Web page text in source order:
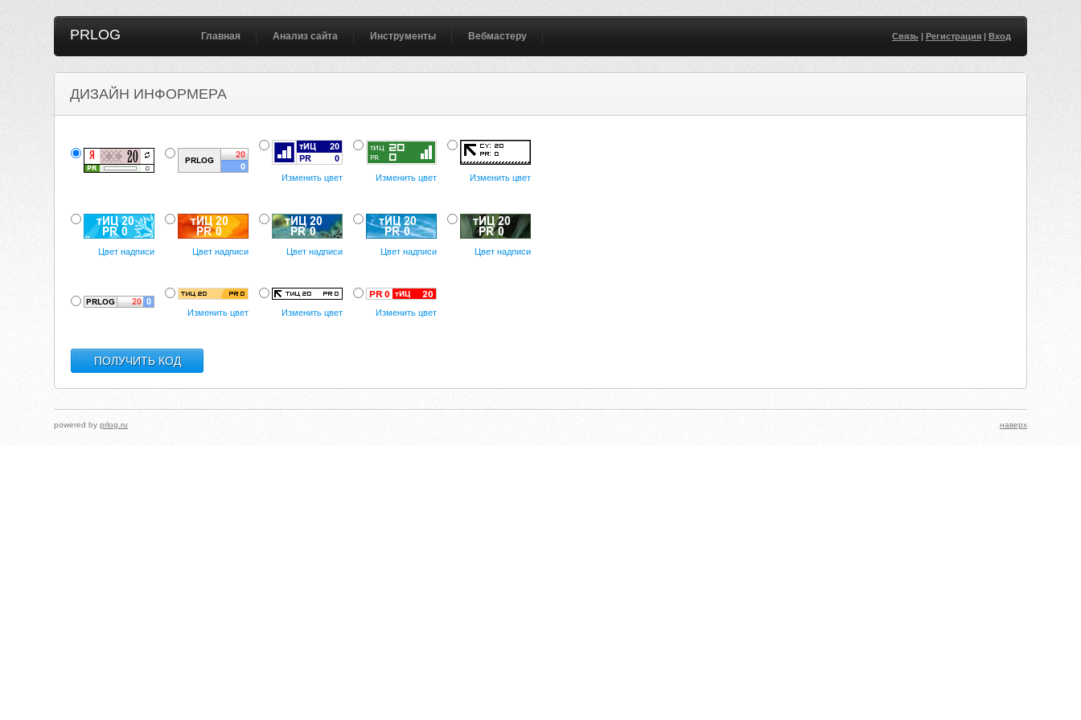
PRLOG Главная Анализ сайта Инструменты Вебмастеру Связь| Регистрация| Вход
ДИЗАЙН ИНФОРМЕРА
Изменить цвет Изменить цвет Изменить цвет
Цвет надписи Цвет надписи Цвет надписи Цвет надписи Цвет надписи
Изменить цвет Изменить цвет Изменить цвет
powered byprlog.ru наверх